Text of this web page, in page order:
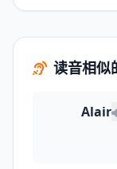
读音相似
Alair